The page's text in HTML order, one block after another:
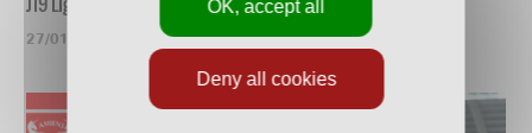
27/01/2026
OK, accept all
Deny all cookies